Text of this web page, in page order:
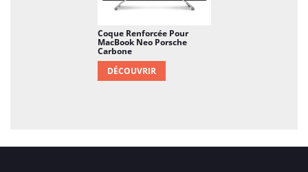
Coque Renforcée Pour
MacBook Neo Porsche
Carbone
DÉCOUVRIR